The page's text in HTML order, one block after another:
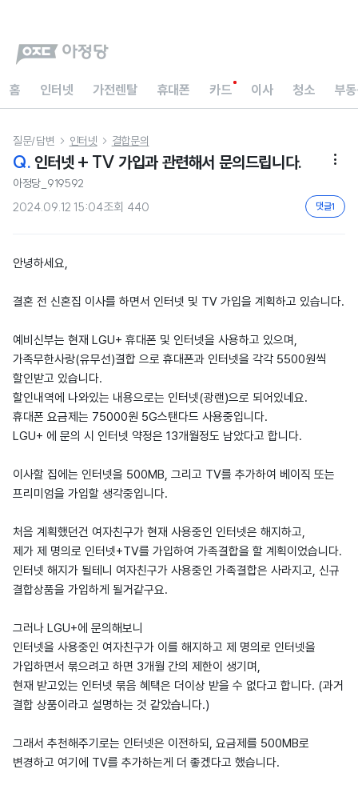
홈 인터넷 가전렌탈 휴대폰 카드 이사 청소 부
질문/답변  인터넷  결합문의
Q. 인터넷 + TV 가입과 관련해서 문의드립니다. 
아정당_919592
2024.09.12 15:04조회 440 댓글1
안녕하세요,
결혼 전 신혼집 이사를 하면서 인터넷 및 TV 가입을 계획하고 있습니다.
예비신부는 현재 LGU+ 휴대폰 및 인터넷을 사용하고 있으며,
가족무한사랑(유무선)결합 으로 휴대폰과 인터넷을 각각 5500원씩
할인받고 있습니다.
할인내역에 나와있는 내용으로는 인터넷(광랜)으로 되어있네요.
휴대폰 요금제는 75000원 5G스탠다드 사용중입니다.
LGU+ 에 문의 시 인터넷 약정은 13개월정도 남았다고 합니다.
이사할 집에는 인터넷을 500MB, 그리고 TV를 추가하여 베이직 또는
프리미엄을 가입할 생각중입니다.
처음 계획했던건 여자친구가 현재 사용중인 인터넷은 해지하고,
제가 제 명의로 인터넷+TV를 가입하여 가족결합을 할 계획이었습니다.
인터넷 해지가 될테니 여자친구가 사용중인 가족결합은 사라지고, 신규
결합상품을 가입하게 될거같구요.
그러나 LGU+에 문의해보니
인터넷을 사용중인 여자친구가 이를 해지하고 제 명의로 인터넷을
가입하면서 묶으려고 하면 3개월 간의 제한이 생기며,
현재 받고있는 인터넷 묶음 혜택은 더이상 받을 수 없다고 합니다. (과거
결합 상품이라고 설명하는 것 같았습니다.)
그래서 추천해주기로는 인터넷은 이전하되, 요금제를 500MB로
변경하고 여기에 TV를 추가하는게 더 좋겠다고 했습니다.